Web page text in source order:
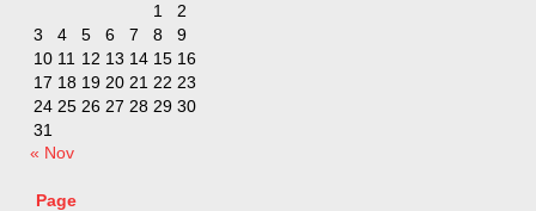
1
2
3
4 5 6 7 8
9
10 11 12 13 14 15 16
17 18 19 20 21 22 23
24 25 26 27 28 29 30
31
« Nov
Page